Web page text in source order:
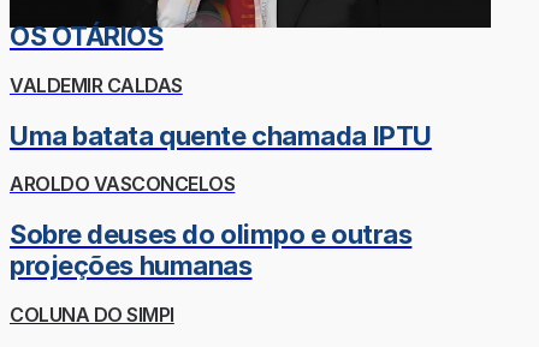
OS OTÁRIOS
VALDEMIR CALDAS
Uma batata quente chamada IPTU
AROLDO VASCONCELOS
Sobre deuses do olimpo e outras
projeções humanas
COLUNA DO SIMPI